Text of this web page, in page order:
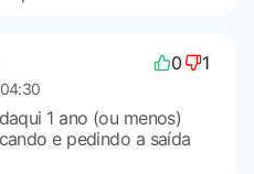
0 1
1 ano (ou menos)
e pedindo a saída